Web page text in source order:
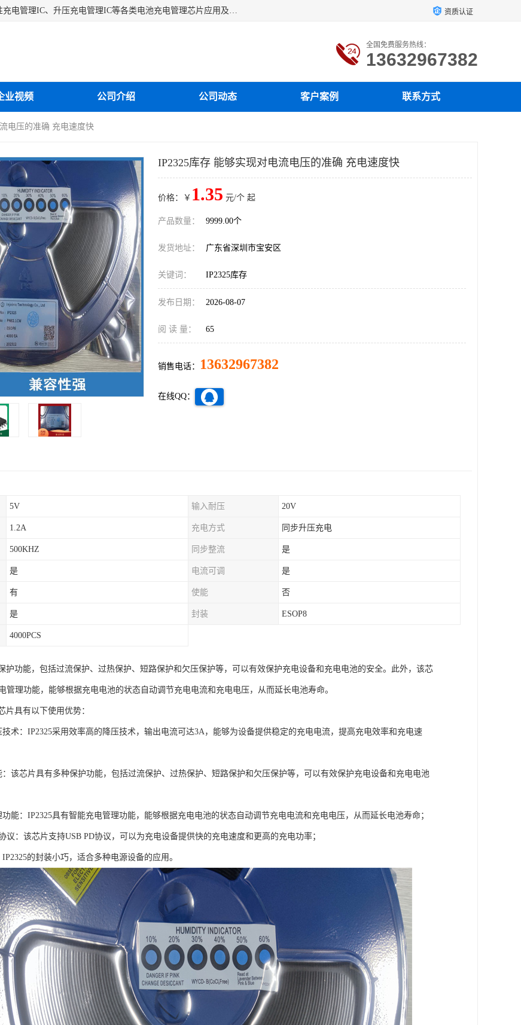
深圳市蓝鲸源科技有限公司是一家专注于开关型充电管理IC、线性充电管理IC、升压充电管理IC等各类电池充电管理芯片应用及芯片销售的企业，多年来公司为众多企业解决充电应用难题，设计缺陷，EMC超量等问题，是一家以充电技术指导为核心的充电芯片销售公司。 资质认证
全国免费服务热线：
13632967382
业视频 公司介绍 公司动态 客户案例 联系方式
电压的准确 充电速度快
IP2325库存 能够实现对电流电压的准确 充电速度快
价格：￥ 1.35 元/个 起
产品数量： 9999.00个
发货地址： 广东省深圳市宝安区
关键词： IP2325库存
发布日期： 2026-08-07
阅 读 量： 65
销售电话： 13632967382
在线QQ：
5V 输入耐压 20V
1.2A 充电方式 同步升压充电
500KHZ 同步整流 是
是 电流可调 是
有 使能 否
是 封装 ESOP8
4000PCS
护功能，包括过流保护、过热保护、短路保护和欠压保护等，可以有效保护充电设备和充电电池的安全。此外，该芯
管理功能，能够根据充电电池的状态自动调节充电电流和充电电压，从而延长电池寿命。
片具有以下使用优势：
技术：IP2325采用效率高的降压技术，输出电流可达3A，能够为设备提供稳定的充电电流，提高充电效率和充电速
：该芯片具有多种保护功能，包括过流保护、过热保护、短路保护和欠压保护等，可以有效保护充电设备和充电电池
能：IP2325具有智能充电管理功能，能够根据充电电池的状态自动调节充电电流和充电电压，从而延长电池寿命；
议：该芯片支持USB PD协议，可以为充电设备提供快的充电速度和更高的充电功率；
的封装小巧，适合多种电源设备的应用。